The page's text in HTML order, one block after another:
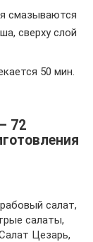
смазываются
сверху слой
50 мин.
72
салат,
салаты,
Цезарь,